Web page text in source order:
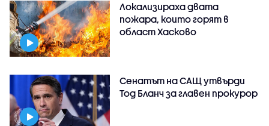
Локализираха двата
пожара, които горят в
област Хасково
Сенатът на САЩ утвърди
Тод Бланч за главен прокурор